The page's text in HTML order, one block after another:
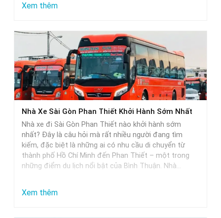
Đôi
Xem thêm:
Xe
Đi
Phan
Thiết
Từ
Sài
Gòn
Khởi
Hành
Trễ
Nhất
Nhà Xe Sài Gòn Phan Thiết Khởi Hành Sớm Nhất
Nhà xe đi Sài Gòn Phan Thiết nào khởi hành sớm
nhất? Đây là câu hỏi mà rất nhiều người đang tìm
kiếm, đặc biệt là những ai có nhu cầu di chuyển từ
thành phố Hồ Chí Minh đến Phan Thiết – một trong
những điểm du lịch nổi bật của Bình Thuận. Nhà…
Xem thêm: